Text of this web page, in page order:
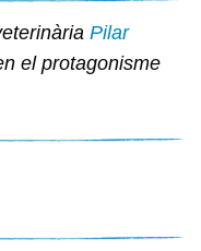
Pilar
el protagonisme